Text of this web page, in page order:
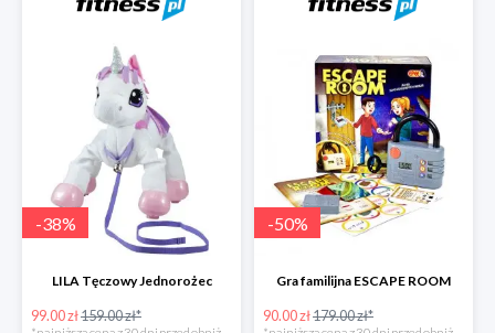
-38%
LILA Tęczowy Jednorożec
99.00 zł159.00 zł*
-50%
Gra familijna ESCAPE ROOM
90.00 zł179.00 zł*